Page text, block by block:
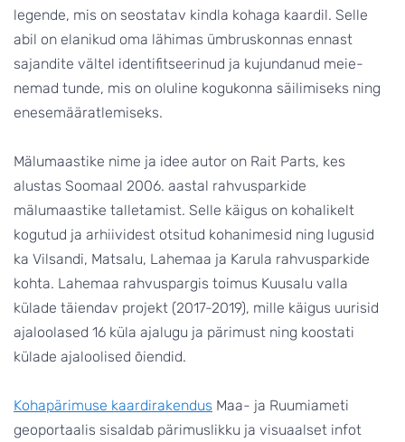
legende, mis on seostatav kindla kohaga kaardil. Selle
abil on elanikud oma lähimas ümbruskonnas ennast
sajandite vältel identifitseerinud ja kujundanud meie-
nemad tunde, mis on oluline kogukonna säilimiseks ning
enesemääratlemiseks.
Mälumaastike nime ja idee autor on Rait Parts, kes
alustas Soomaal 2006. aastal rahvusparkide
mälumaastike talletamist. Selle käigus on kohalikelt
kogutud ja arhiividest otsitud kohanimesid ning lugusid
ka Vilsandi, Matsalu, Lahemaa ja Karula rahvusparkide
kohta. Lahemaa rahvuspargis toimus Kuusalu valla
külade täiendav projekt (2017-2019), mille käigus uurisid
ajaloolased 16 küla ajalugu ja pärimust ning koostati
külade ajaloolised õiendid.
Kohapärimuse kaardirakendus Maa- ja Ruumiameti
geoportaalis sisaldab pärimuslikku ja visuaalset infot